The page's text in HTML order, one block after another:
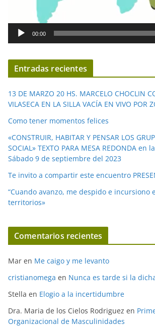
d
í
d
e
o
00:00
Entradas recientes
13 DE MARZO 20 HS. MARCELO CHOCLIN
VILASECA EN LA SILLA VACÍA EN VIVO POR
Como tener momentos felices
«CONSTRUIR, HABITAR Y PENSAR LOS
SOCIAL» TEXTO PARA MESA REDONDA en
Sábado 9 de septiembre del 2023
Te invito a compartir este encuentro
“Cuando avanzo, me despido e incursiono
territorios»
Comentarios recientes
Mar en Me caigo y me levanto
cristianomega en Nunca es tarde si la
Stella en Elogio a la incertidumbre
Dra. Maria de los Cielos Rodriguez en
Organizacional de Masculinidades